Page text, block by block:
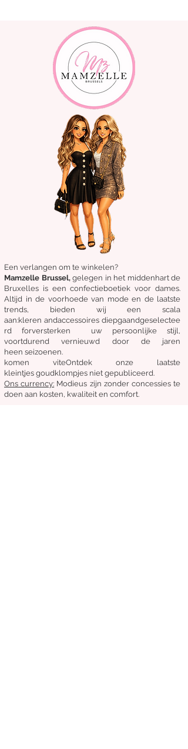
Een verlangen om te winkelen?
Mamzelle Brussel, gelegen in het middenhartde
Bruxelles is een confectieboetiek voor dames.
Altijd in de voorhoede van mode en de laatste
trends, bieden wij een scala
aan:kleren andaccessoires diepgaandgeselectee
rd forversterken uw persoonlijke stijl,
voortdurend vernieuwd door de jaren
heen seizoenen.
komen viteOntdek onze laatste
kleintjes goudklompjes niet gepubliceerd.
Ons currency: Modieus zijn zonder concessies te
doen aan kosten, kwaliteit en comfort.